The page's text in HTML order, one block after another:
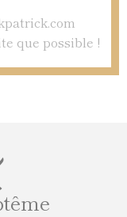
que possible !